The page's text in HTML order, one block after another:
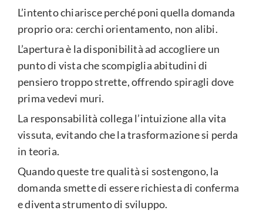
L’intento chiarisce perché poni quella domanda
proprio ora: cerchi orientamento, non alibi.
L’apertura è la disponibilità ad accogliere un
punto di vista che scompiglia abitudini di
pensiero troppo strette, offrendo spiragli dove
prima vedevi muri.
La responsabilità collega l’intuizione alla vita
vissuta, evitando che la trasformazione si perda
in teoria.
Quando queste tre qualità si sostengono, la
domanda smette di essere richiesta di conferma
e diventa strumento di sviluppo.